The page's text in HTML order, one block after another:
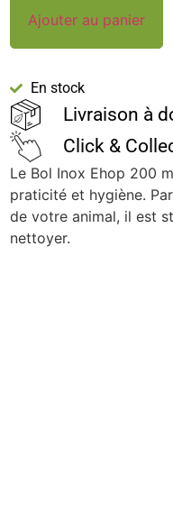
Ajouter au panier
En stock
Livraison à
Click &
Le Bol Inox Ehop 200
praticité et hygiène.
de votre animal, il est
nettoyer.